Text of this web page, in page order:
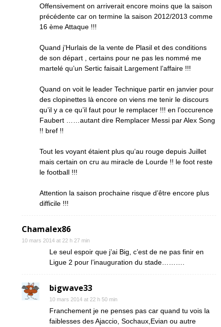
Offensivement on arriverait encore moins que la saison
précédente car on termine la saison 2012/2013 comme
16 ème Attaque !!!
Quand j’Hurlais de la vente de Plasil et des conditions
de son départ , certains pour ne pas les nommé me
martelé qu’un Sertic faisait Largement l’affaire !!!
Quand on voit le leader Technique partir en janvier pour
des clopinettes là encore on viens me tenir le discours
qu’il y a ce qu’il faut pour le remplacer !!! en l’occurence
Faubert ……autant dire Remplacer Messi par Alex Song
!! bref !!
Tout les voyant étaient plus qu’au rouge depuis Juillet
mais certain on cru au miracle de Lourde !! le foot reste
le football !!!
Attention la saison prochaine risque d’être encore plus
difficile !!!
Chamalex86
10 mars 2014 at 22 h 27 min
Le seul espoir que j’ai Big, c’est de ne pas finir en
Ligue 2 pour l’inauguration du stade……….
bigwave33
10 mars 2014 at 22 h 50 min
Franchement je ne penses pas car quand tu vois la
faiblesses des Ajaccio, Sochaux,Evian ou autre